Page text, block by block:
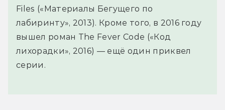
Files («Материалы Бегущего по
лабиринту», 2013). Кроме того, в 2016 году
вышел роман The Fever Code («Код
лихорадки», 2016) — ещё один приквел
серии.